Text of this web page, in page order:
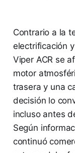
Contrario a la
electrificación
Viper ACR se
motor
trasera y una
decisión lo
incluso antes
Según
continuó